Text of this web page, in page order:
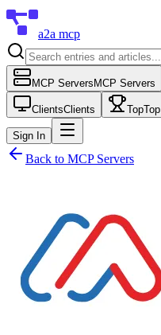
a2a mcp
MCP Servers MCP Servers
ClientsClients TopTop
Sign In
Back to MCP Servers